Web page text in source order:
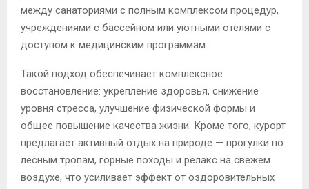
между санаториями с полным комплексом процедур,
учреждениями с бассейном или уютными отелями с
доступом к медицинским программам.
Такой подход обеспечивает комплексное
восстановление: укрепление здоровья, снижение
уровня стресса, улучшение физической формы и
общее повышение качества жизни. Кроме того, курорт
предлагает активный отдых на природе — прогулки по
лесным тропам, горные походы и релакс на свежем
воздухе, что усиливает эффект от оздоровительных